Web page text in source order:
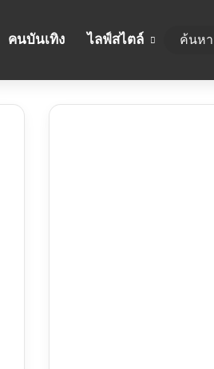
คนบันเทิง ไลฟ์สไตล์